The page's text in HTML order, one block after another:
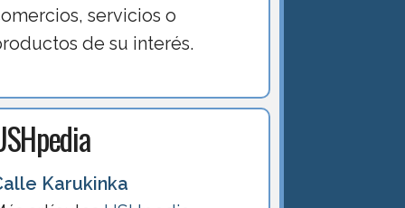
servicios o
de su interés.
Karukinka